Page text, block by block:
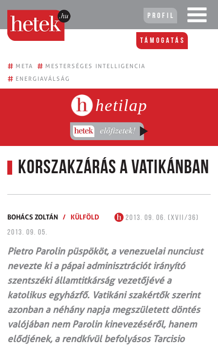
Profil
Támogatás
# META # MESTERSÉGES INTELLIGENCIA
# ENERGIAVÁLSÁG
hetilap
Korszakzárás a Vatikánban
BOHÁCS ZOLTÁN / KÜLFÖLD
2013. 09. 06. (XVII/36)
2013. 09. 05.
Pietro Parolin püspököt, a venezuelai nunciust
nevezte ki a pápai adminisztrációt irányító
szentszéki államtitkárság vezetőjévé a
katolikus egyházfő. Vatikáni szakértők szerint
azonban a néhány napja megszületett döntés
valójában nem Parolin kinevezéséről, hanem
elődjének, a rendkívül befolyásos Tarcisio